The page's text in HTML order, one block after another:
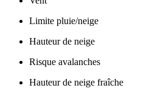
Limite pluie/neige
Hauteur de neige
Risque avalanches
Hauteur de neige fraîche